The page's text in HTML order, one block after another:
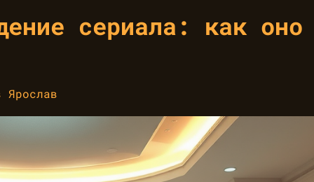
сериала: как оно
Ярослав